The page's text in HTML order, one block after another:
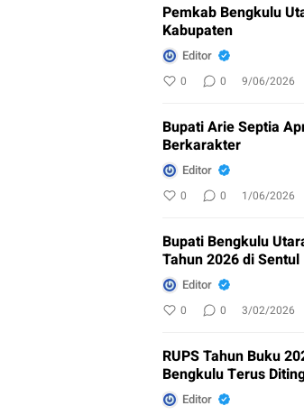
Pemkab Bengkulu
Kabupaten
Editor
0 0 9/06/2026
Bupati Arie Septia
Berkarakter
Editor
0 0 1/06/2026
Bupati Bengkulu
Tahun 2026 di Sentul
Editor
0 0 3/02/2026
RUPS Tahun Buku
Bengkulu Terus
Editor